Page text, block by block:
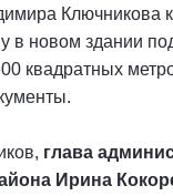
Ключникова
в новом здании
квадратных
глава
Ирина